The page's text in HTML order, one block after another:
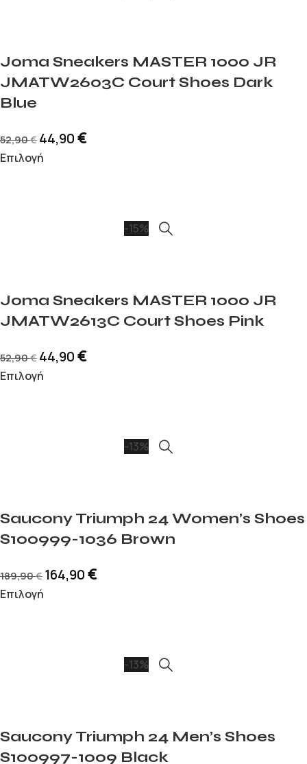
Joma Sneakers MASTER 1000 JR
JMATW2603C Court Shoes Dark
Blue
52,90€ 44,90€
Επιλογή
-15%
Joma Sneakers MASTER 1000 JR
JMATW2613C Court Shoes Pink
52,90€ 44,90€
Επιλογή
-13%
Saucony Triumph 24 Women’s Shoes
S100999-1036 Brown
189,90€ 164,90€
Επιλογή
-13%
Saucony Triumph 24 Men’s Shoes
S100997-1009 Black